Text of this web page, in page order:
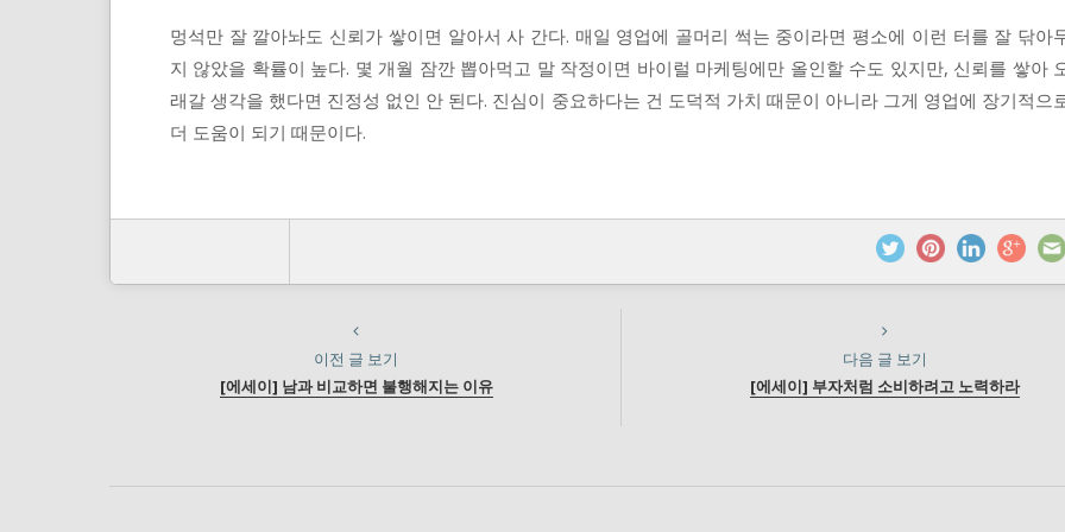
멍석만 잘 깔아놔도 신뢰가 쌓이면 알아서 사 간다. 매일 영업에 골머리 썩는 중이라면 평소에 이런 터를 잘 닦아
지 않았을 확률이 높다. 몇 개월 잠깐 뽑아먹고 말 작정이면 바이럴 마케팅에만 올인할 수도 있지만, 신뢰를 쌓아
래갈 생각을 했다면 진정성 없인 안 된다. 진심이 중요하다는 건 도덕적 가치 때문이 아니라 그게 영업에 장기적으
더 도움이 되기 때문이다.
이전 글 보기
[에세이] 남과 비교하면 불행해지는 이유
다음 글 보기
[에세이] 부자처럼 소비하려고 노력하라